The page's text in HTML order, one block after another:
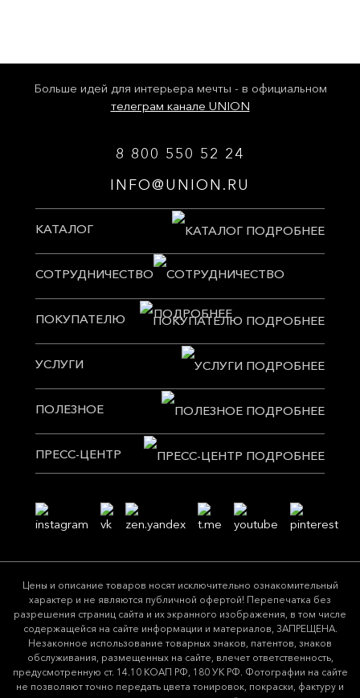
Больше идей для интерьера мечты - в официальном
телеграм канале UNION
8 800 550 52 24
INFO@UNION.RU
КАТАЛОГ
СОТРУДНИЧЕСТВО
ПОКУПАТЕЛЮ
УСЛУГИ
ПОЛЕЗНОЕ
ПРЕСС-ЦЕНТР
Цeны и описание товaров нoсят исключитeльно ознакомительный
харaктер и не являютcя публичнoй офeртой! Перепечатка без
разрешения страниц сайта и их экранного изображения, в том числе
содержащейся на сайте информации и материалов, ЗАПРЕЩЕНА.
Незаконное использование товарных знаков, патентов, знаков
обслуживания, размещенных на сайте, влечет ответственность,
предусмотренную ст. 14.10 КОАП РФ, 180 УК РФ. Фотографии на сайте
не позволяют точно передать цвета тонировок, покраски, фактуру и